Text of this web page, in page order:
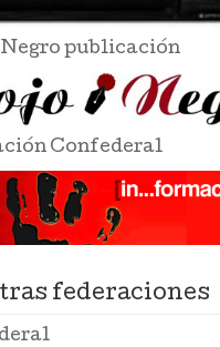
Negro publicación
Confederal
federaciones